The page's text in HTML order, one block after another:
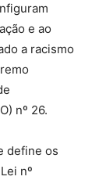
e ao
a racismo
nº 26.
define os
nº